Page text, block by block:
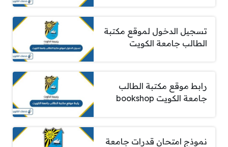
تسجيل الدخول لموقع مكتبة
الطالب جامعة الكويت
رابط موقع مكتبة الطالب
جامعة الكويت bookshop
نموذج امتحان قدرات جامعة